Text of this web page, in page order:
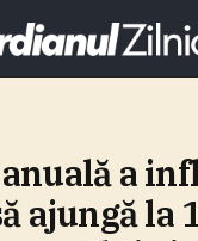
a
ajungă la